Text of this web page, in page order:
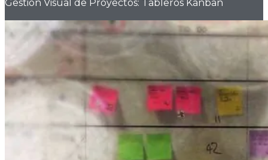
Gestión Visual de Proyectos: Tableros Kanban